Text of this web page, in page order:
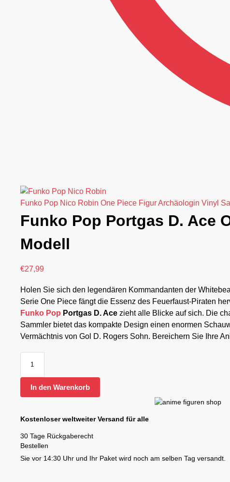
Funko Pop Nico Robin One Piece Figur Archäologin Vinyl
Funko Pop Portgas D. Ace
Modell
€27,99
Holen Sie sich den legendären Kommandanten der
Serie One Piece fängt die Essenz des Feuerfaust-Piraten
Funko Pop Portgas D. Acezieht alle Blicke auf sich. Die
Sammler bietet das kompakte Design einen enormen
Vermächtnis von Gol D. Rogers Sohn. Bereichern Sie Ihre
In den Warenkorb
Kostenloser weltweiter Versand für alle
30 Tage Rückgaberecht
Bestellen
Sie vor 14:30 Uhr und Ihr Paket wird noch am selben Tag versandt.